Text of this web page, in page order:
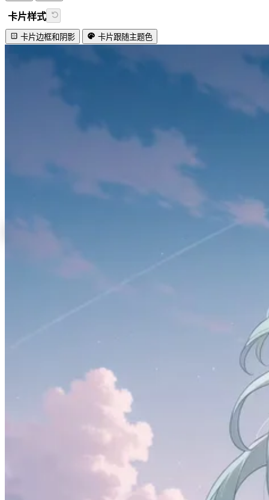
卡片样式
卡片边框和阴影 卡片跟随主题色
Lovely firefly!
#演示